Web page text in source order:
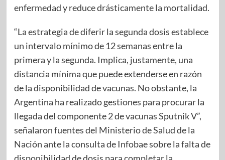
enfermedad y reduce drásticamente la mortalidad.
“La estrategia de diferir la segunda dosis establece
un intervalo mínimo de 12 semanas entre la
primera y la segunda. Implica, justamente, una
distancia mínima que puede extenderse en razón
de la disponibilidad de vacunas. No obstante, la
Argentina ha realizado gestiones para procurar la
llegada del componente 2 de vacunas Sputnik V”,
señalaron fuentes del Ministerio de Salud de la
Nación ante la consulta de Infobae sobre la falta de